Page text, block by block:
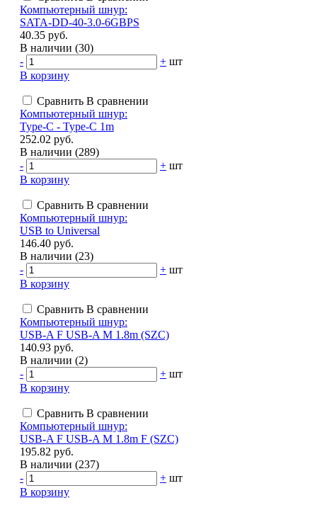
Компьютерный шнур:
SATA-DD-40-3.0-6GBPS
40.35 руб.
В наличии (30)
-
+ шт
В корзину
Сравнить В сравнении
Компьютерный шнур:
Type-C - Type-C 1m
252.02 руб.
В наличии (289)
-
+ шт
В корзину
Сравнить В сравнении
Компьютерный шнур:
USB to Universal
146.40 руб.
В наличии (23)
-
+ шт
В корзину
Сравнить В сравнении
Компьютерный шнур:
USB-A F USB-A M 1.8m (SZC)
140.93 руб.
В наличии (2)
-
+ шт
В корзину
Сравнить В сравнении
Компьютерный шнур:
USB-A F USB-A M 1.8m F (SZC)
195.82 руб.
В наличии (237)
-
+ шт
В корзину